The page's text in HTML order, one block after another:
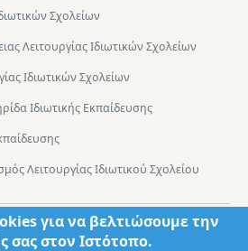
Σχολείων
Λειτουργίας Ιδιωτικών Σχολείων
Ιδιωτικών Σχολείων
Ιδιωτικής Εκπαίδευσης
Λειτουργίας Ιδιωτικού Σχολείου
για να βελτιώσουμε την
σας στον Ιστότοπο.